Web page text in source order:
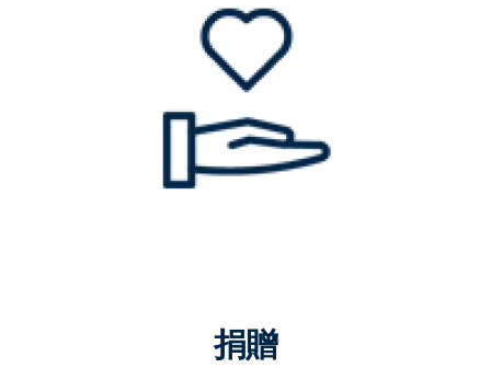
捐贈